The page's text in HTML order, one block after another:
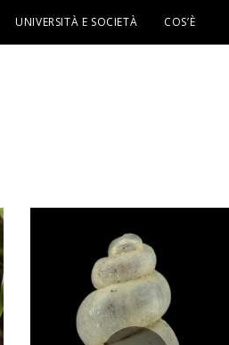
UNIVERSITÀ E SOCIETÀ COS’È